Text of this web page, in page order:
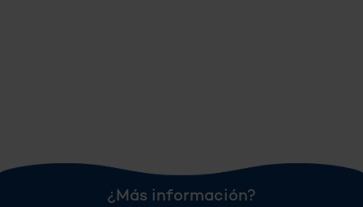
¿Más información?